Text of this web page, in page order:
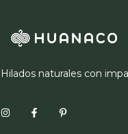
Hilados naturales con